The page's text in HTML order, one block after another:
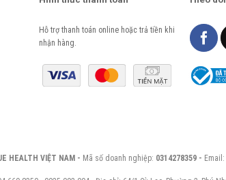
Hỗ trợ thanh toán online hoặc trả tiền khi
nhận hàng.
HEALTH VIỆT NAM - Mã số doanh nghiệp: 0314278359 -